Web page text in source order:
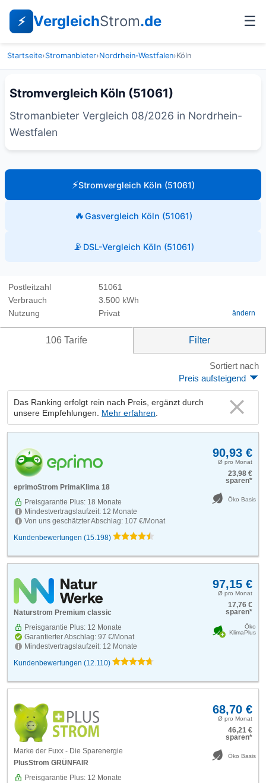
⚡ VergleichStrom.de ☰
Startseite›Stromanbieter›Nordrhein-Westfalen›Köln
Stromvergleich Köln (51061)
Stromanbieter Vergleich 08/2026 in Nordrhein-
Westfalen
⚡Stromvergleich Köln (51061)
🔥Gasvergleich Köln (51061)
📡 DSL-Vergleich Köln (51061)